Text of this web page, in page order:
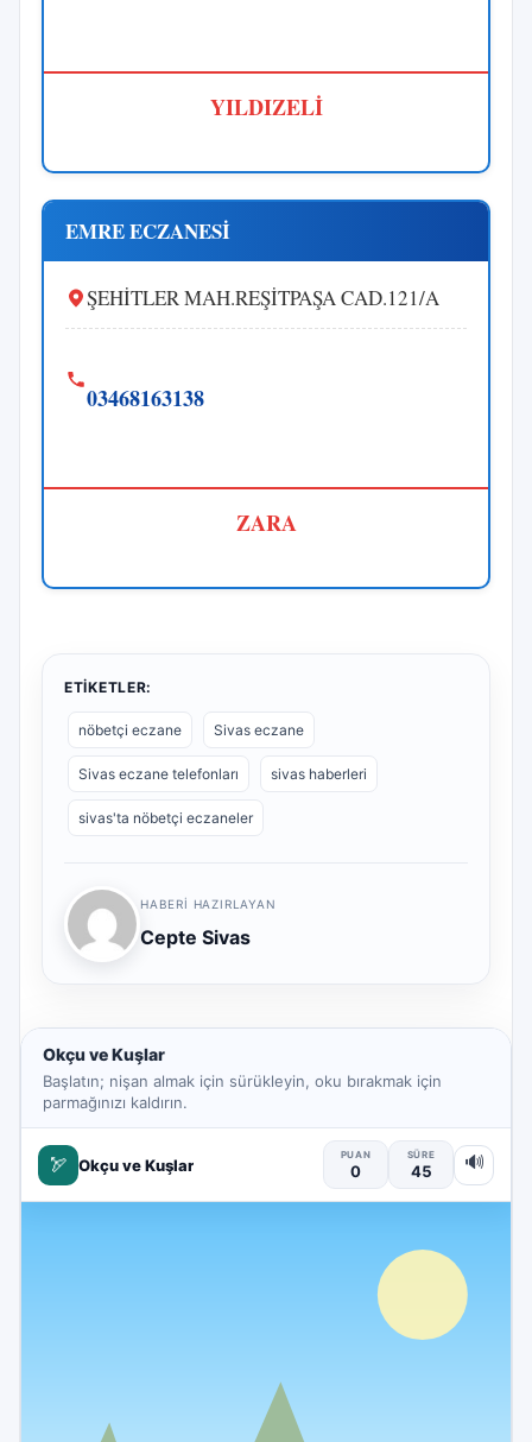
YILDIZELİ
EMRE ECZANESİ
ŞEHİTLER MAH.REŞİTPAŞA CAD.121/A
03468163138
ZARA
ETIKETLER:
nöbetçi eczane Sivas eczane
Sivas eczane telefonları sivas haberleri
sivas'ta nöbetçi eczaneler
HABERI HAZIRLAYAN
Cepte Sivas
Okçu ve Kuşlar
Başlatın; nişan almak için sürükleyin, oku bırakmak için
parmağınızı kaldırın.